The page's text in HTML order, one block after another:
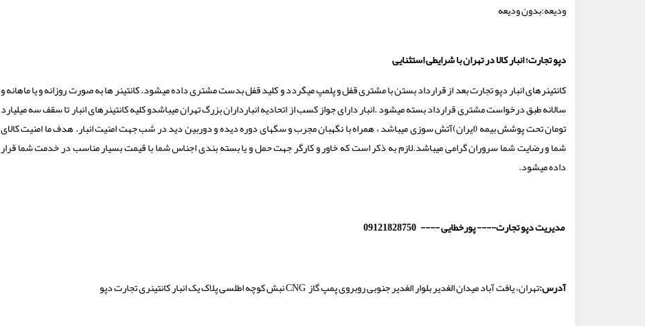
ودیعه:بدون ودیعه
دپو تجارت؛ انبار کالا در تهران با شرایطی استثنایی
کانتینرهای انبار دپو تجارت بعد از قرارداد بستن با مشتری قفل و پلمپ میگردد و کلید قفل بدست مشتری داده میشود. کانتینر ها به صورت روزانه و یا ماهانه و
سالانه طبق درخواست مشتری قرارداد بسته میشود .انبار دارای جواز کسب از اتحادیه انبارداران بزرگ تهران میباشدو کلیه کانتینرهای انبار تا سقف سه میلیارد
تومان تحت پوشش بیمه (ایران)آتش سوزی میباشد ، همراه با نگهبان مجرب و سگهای دوره دیده و دوربین دید در شب جهت امنیت انبار. هدف ما امنیت کالای
شما و رضایت شما سروران گرامی میباشد.لازم به ذکر است که خاور و کارگر جهت حمل و یا بسته بندی اجناس شما با قیمت بسیار مناسب در خدمت شما قرار
داده میشود.
مدیریت دپو تجارت---- پورخطایی ---- 09121828750
آدرس:تهران، یافت آباد میدان الغدیر بلوار الغدیر جنوبی روبروی پمپ گازCNGنبش کوچه اطلسی پلاک یک انبار کانتینری تجارت دپو